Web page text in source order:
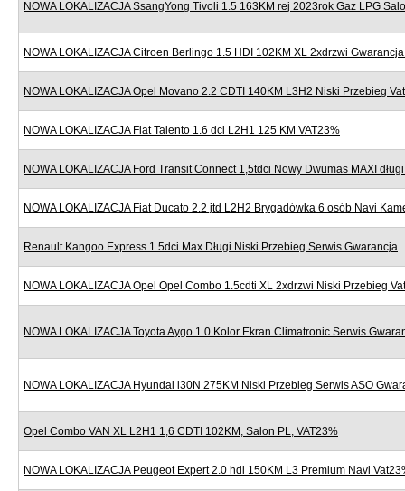
NOWA LOKALIZACJA SsangYong Tivoli 1.5 163KM rej 2023rok Gaz LPG
NOWA LOKALIZACJA Citroen Berlingo 1.5 HDI 102KM XL 2xdrzwi
NOWA LOKALIZACJA Opel Movano 2.2 CDTI 140KM L3H2 Niski Przebieg
NOWA LOKALIZACJA Fiat Talento 1.6 dci L2H1 125 KM VAT23%
NOWA LOKALIZACJA Ford Transit Connect 1,5tdci Nowy Dwumas MAXI
NOWA LOKALIZACJA Fiat Ducato 2.2 jtd L2H2 Brygadówka 6 osób Navi
Renault Kangoo Express 1.5dci Max Długi Niski Przebieg Serwis Gwarancja
NOWA LOKALIZACJA Opel Opel Combo 1.5cdti XL 2xdrzwi Niski Przebieg
NOWA LOKALIZACJA Toyota Aygo 1.0 Kolor Ekran Climatronic Serwis
NOWA LOKALIZACJA Hyundai i30N 275KM Niski Przebieg Serwis ASO
Opel Combo VAN XL L2H1 1,6 CDTI 102KM, Salon PL, VAT23%
NOWA LOKALIZACJA Peugeot Expert 2.0 hdi 150KM L3 Premium Navi